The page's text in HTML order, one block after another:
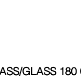
GLASS